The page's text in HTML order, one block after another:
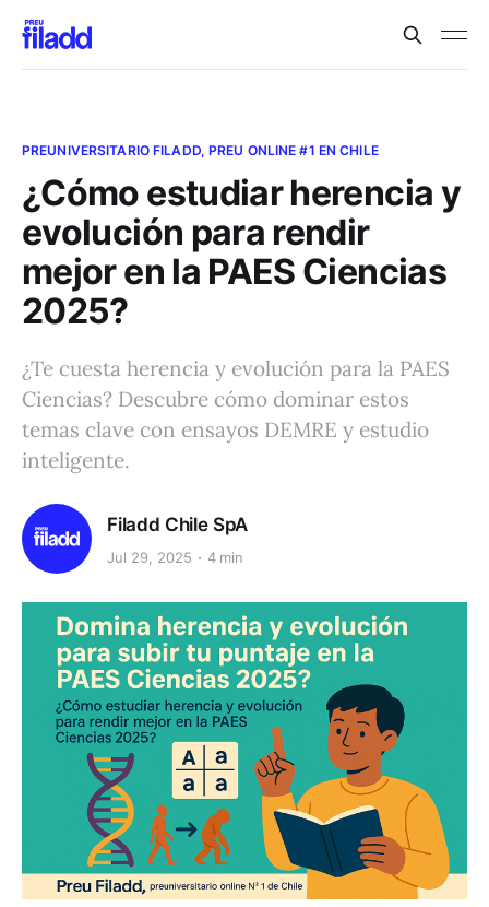
PREUNIVERSITARIO FILADD, PREU ONLINE #1 EN CHILE
¿Cómo estudiar herencia y
evolución para rendir
mejor en la PAES Ciencias
2025?
¿Te cuesta herencia y evolución para la PAES
Ciencias? Descubre cómo dominar estos
temas clave con ensayos DEMRE y estudio
inteligente.
Filadd Chile SpA
Jul 29, 2025 4 min